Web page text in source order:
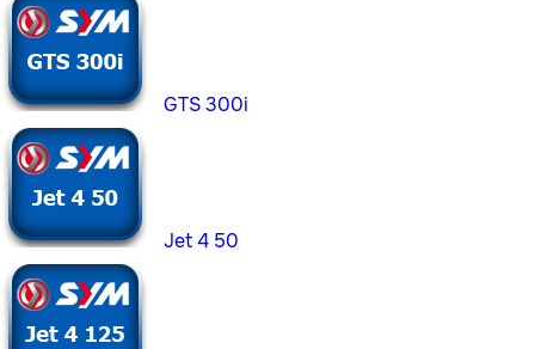
GTS 300i
Jet 4 50